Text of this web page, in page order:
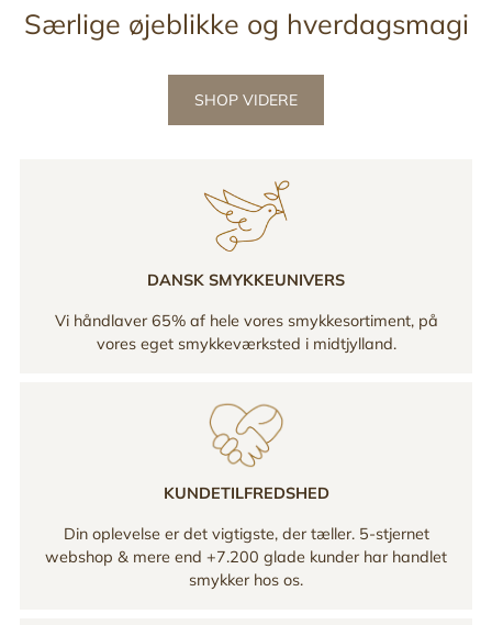
Særlige øjeblikke og hverdagsmagi
SHOP VIDERE
DANSK SMYKKEUNIVERS
Vi håndlaver 65% af hele vores smykkesortiment, på
vores eget smykkeværksted i midtjylland.
KUNDETILFREDSHED
Din oplevelse er det vigtigste, der tæller. 5-stjernet
webshop & mere end +7.200 glade kunder har handlet
smykker hos os.